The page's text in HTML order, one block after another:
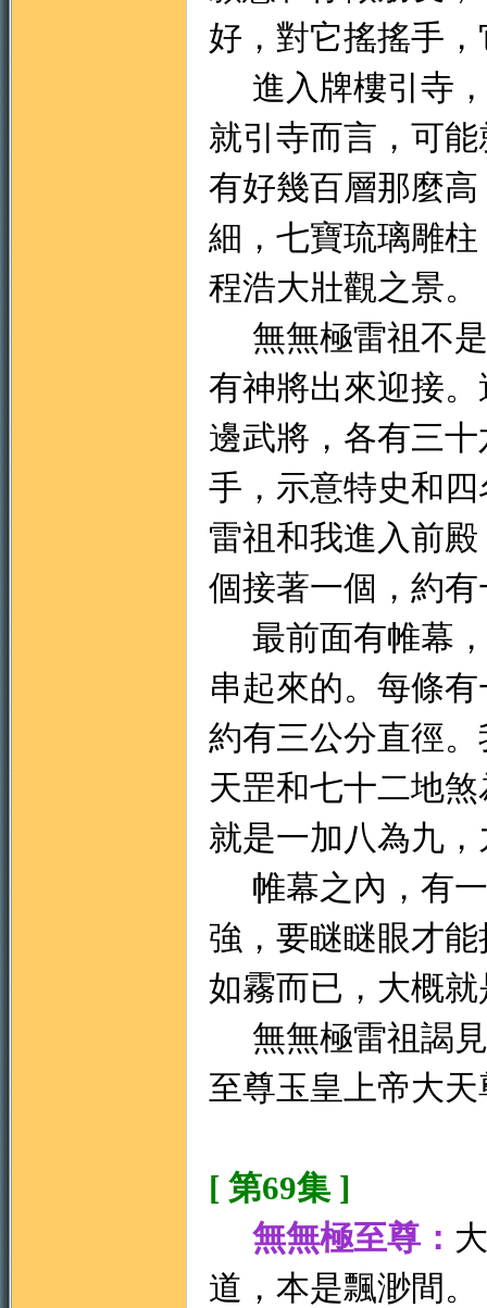
好，對它搖搖手
進入牌樓引寺，
就引寺而言，可
有好幾百層那麼
細，七寶琉璃雕
程浩大壯觀之景。
無無極雷祖不是
有神將出來迎接
邊武將，各有三
手，示意特史和
雷祖和我進入前
個接著一個，約
最前面有帷幕，
串起來的。每條
約有三公分直徑
天罡和七十二地
就是一加八為九
帷幕之內，有一
強，要瞇瞇眼才
如霧而已，大概
無無極雷祖謁
至尊玉皇上帝大
[ 第69集 ]
無無極至尊：
道，本是飄渺間